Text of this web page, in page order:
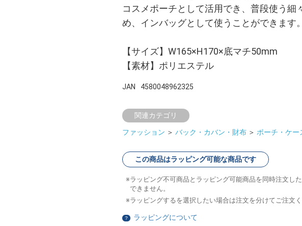
コスメポーチとして活用でき、普段使う細
め、インバッグとして使うことができます。
【サイズ】W165×H170×底マチ50mm
【素材】ポリエステル
JAN 4580048962325
関連カテゴリ
ファッション ＞ バック・カバン・財布 ＞ ポーチ・ケー
この商品はラッピング可能な商品です
ラッピング不可商品とラッピング可能商品を同時注文し
できません。
ラッピングするを選択したい場合は注文を分けてご注文く
？ ラッピングについて